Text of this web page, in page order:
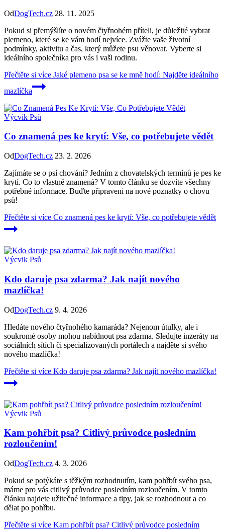
OdDogTech.cz 28. 11. 2025
Pokud si přemýšlíte o novém čtyřnohém příteli, je důležité vybrat
plemeno, které se ke vám hodí nejvíce. Zvážte vaše životní
podmínky, aktivitu a čas, který můžete psu věnovat. Vyberte si
ideálního společníka pro vás i vaši rodinu.
Přečtěte si více Jaké plemeno psa se ke mně hodí: Najděte ideálního
mazlíčka
Výcvik Psů
Co znamená pes ke krytí: Vše, co potřebujete vědět
OdDogTech.cz 23. 2. 2026
Zajímáte se o psí chování? Jedním z chovatelských termínů je pes ke
krytí. Co to vlastně znamená? V tomto článku se dozvíte všechny
potřebné informace. Buďte připraveni na nové poznatky o chovu
psů!
Přečtěte si více Co znamená pes ke krytí: Vše, co potřebujete vědět
Výcvik Psů
Kdo daruje psa zdarma? Jak najít nového
mazlíčka!
OdDogTech.cz 9. 4. 2026
Hledáte nového čtyřnohého kamaráda? Nejenom útulky, ale i
soukromé osoby mohou nabídnout psa zdarma. Sledujte inzeráty na
sociálních sítích či specializovaných portálech a najděte si svého
nového mazlíčka!
Přečtěte si více Kdo daruje psa zdarma? Jak najít nového mazlíčka!
Výcvik Psů
Kam pohřbít psa? Citlivý průvodce posledním
rozloučením!
OdDogTech.cz 4. 3. 2026
Pokud se potýkáte s těžkým rozhodnutím, kam pohřbít svého psa,
máme pro vás citlivý průvodce posledním rozloučením. V tomto
článku najdete užitečné informace a tipy, jak se rozhodnout a co
dělat po pohřbu.
Přečtěte si více Kam pohřbít psa? Citlivý průvodce posledním